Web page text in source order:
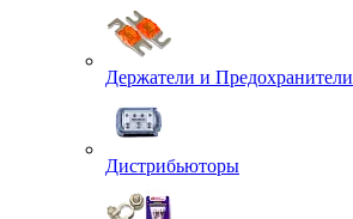
Держатели и Предохранители
Дистрибьюторы